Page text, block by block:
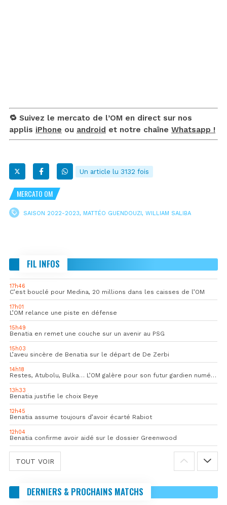
🔁 Suivez le mercato de l’OM en direct sur nos
applis iPhone ou android et notre chaîne Whatsapp !
Un article lu 3132 fois
MERCATO OM
SAISON 2022-2023, MATTÉO GUENDOUZI, WILLIAM SALIBA
FIL INFOS
17h46
C’est bouclé pour Medina, 20 millions dans les caisses de l’OM
17h01
L’OM relance une piste en défense
15h49
Benatia en remet une couche sur un avenir au PSG
15h03
L’aveu sincère de Benatia sur le départ de De Zerbi
14h18
Restes, Atubolu, Bulka… L’OM galère pour son futur gardien numéro 1
13h33
Benatia justifie le choix Beye
12h45
Benatia assume toujours d’avoir écarté Rabiot
12h04
Benatia confirme avoir aidé sur le dossier Greenwood
TOUT VOIR
DERNIERS & PROCHAINS MATCHS